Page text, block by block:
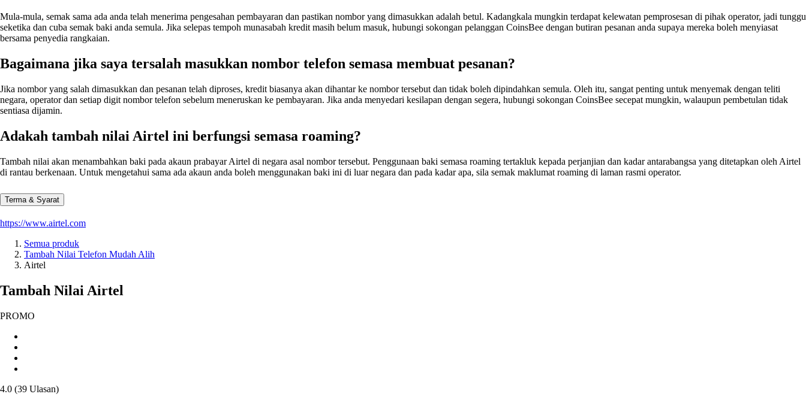
Mula-mula, semak sama ada anda telah menerima pengesahan pembayaran dan pastikan nombor yang dimasukkan adalah betul. Kadangkala mungkin terdapat kelewatan pemprosesan di pihak operator, jadi tunggu
seketika dan cuba semak baki anda semula. Jika selepas tempoh munasabah kredit masih belum masuk, hubungi sokongan pelanggan CoinsBee dengan butiran pesanan anda supaya mereka boleh menyiasat
bersama penyedia rangkaian.
Bagaimana jika saya tersalah masukkan nombor telefon semasa membuat pesanan?
Jika nombor yang salah dimasukkan dan pesanan telah diproses, kredit biasanya akan dihantar ke nombor tersebut dan tidak boleh dipindahkan semula. Oleh itu, sangat penting untuk menyemak dengan teliti
negara, operator dan setiap digit nombor telefon sebelum meneruskan ke pembayaran. Jika anda menyedari kesilapan dengan segera, hubungi sokongan CoinsBee secepat mungkin, walaupun pembetulan tidak
sentiasa dijamin.
Adakah tambah nilai Airtel ini berfungsi semasa roaming?
Tambah nilai akan menambahkan baki pada akaun prabayar Airtel di negara asal nombor tersebut. Penggunaan baki semasa roaming tertakluk kepada perjanjian dan kadar antarabangsa yang ditetapkan oleh Airtel
di rantau berkenaan. Untuk mengetahui sama ada akaun anda boleh menggunakan baki ini di luar negara dan pada kadar apa, sila semak maklumat roaming di laman rasmi operator.
Terma & Syarat
https://www.airtel.com
Semua produk
Tambah Nilai Telefon Mudah Alih
Airtel
Tambah Nilai Airtel
PROMO
4.0 (39 Ulasan)